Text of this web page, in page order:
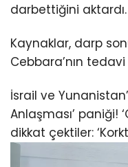
darbettiğini aktardı.
Kaynaklar, darp
Cebbara’nın tedavi
İsrail ve
Anlaşması’ paniği!
dikkat çektiler: